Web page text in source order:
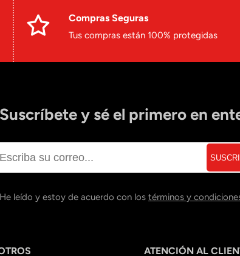
Compras Seguras
Tus compras están 100% protegidas
Suscríbete y sé el primero en
He leído y estoy de acuerdo con los términos y
ATENCIÓN AL